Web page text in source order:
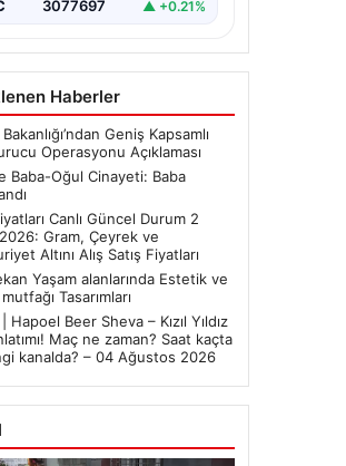
3077697 ▲ +0.21%
Haberler
Geniş Kapsamlı
Operasyonu Açıklaması
Baba-Oğul Cinayeti: Baba
Canlı Güncel Durum 2
Gram, Çeyrek ve
Altını Alış Satış Fiyatları
Yaşam alanlarında Estetik ve
Tasarımları
Hapoel Beer Sheva – Kızıl Yıldız
Maç ne zaman? Saat kaçta
kanalda? – 04 Ağustos 2026